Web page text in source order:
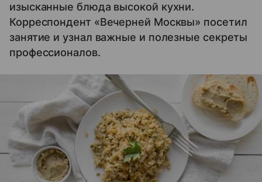
изысканные блюда высокой кухни.
Корреспондент «Вечерней Москвы» посетил
занятие и узнал важные и полезные секреты
профессионалов.